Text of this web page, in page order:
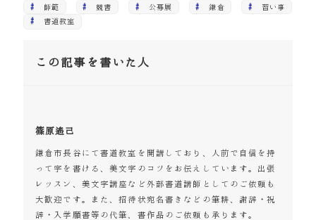
師範 競書 公募展 鎌倉 習い事
書道教室
この記事を書いた人
篠原遙己
鎌倉市長谷にて書道教室を開講しており、人前で自信を持
って字を書ける、美文字のコツをお伝えしています。出張
レッスン、美文字講座など外部書道講師としてのご依頼も
大歓迎です。また、招待状宛名書きなどの筆耕、謝辞・祝
辞・入学願書等の代筆、書作品のご依頼も承ります。